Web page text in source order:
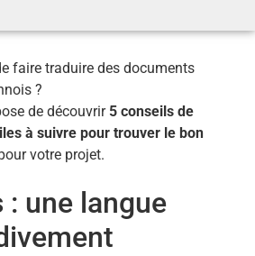
faire traduire des documents
?
de découvrir 5 conseils de
à suivre pour trouver le bon
votre projet.
: une langue